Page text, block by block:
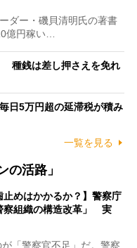
ダー・磯貝清明氏の著書
億円稼い…
種銭は差し押さえを免れ
日5万円超の延滞税が積み
一覧を見る
の活路」
止めはかかるか？】警察庁
察組織の構造改革」 実
「警察官不足」だ。警察